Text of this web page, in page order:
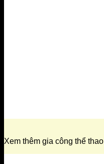
Xem thêm gia công thể thao